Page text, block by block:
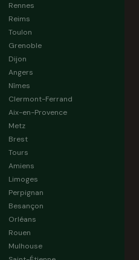
Rennes
Reims
Toulon
Grenoble
Dijon
Angers
Nîmes
Clermont-Ferrand
Aix-en-Provence
Metz
Brest
Tours
Amiens
Limoges
Perpignan
Besançon
Orléans
Rouen
Mulhouse